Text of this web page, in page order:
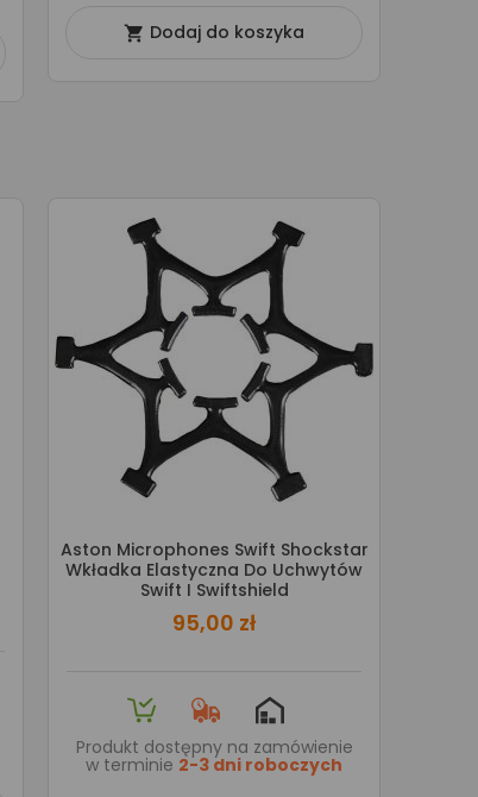
 Dodaj do koszyka
Aston Microphones Swift Shockstar
Wkładka Elastyczna Do Uchwytów
Swift I Swiftshield
95,00 zł
Produkt dostępny na zamówienie
w terminie 2-3 dni roboczych